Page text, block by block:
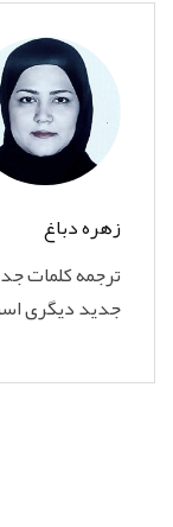
زهره دباغ
ترجمه کلمات
جدید دیگری